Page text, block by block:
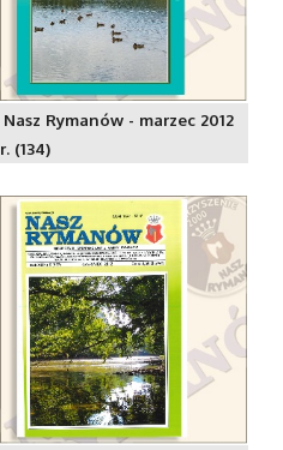
Nasz Rymanów - marzec 2012
r. (134)